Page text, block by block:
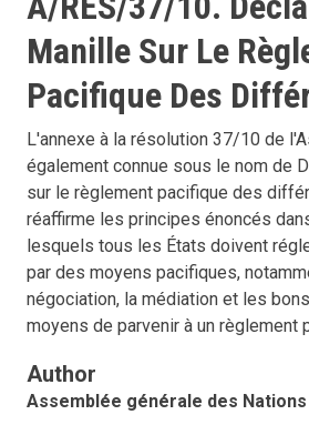
Manille Sur Le
Pacifique Des
L'annexe à la résolution 37/10 de
également connue sous le nom de
sur le règlement pacifique des
réaffirme les principes énoncés
lesquels tous les États doivent
par des moyens pacifiques,
négociation, la médiation et les
moyens de parvenir à un règlement
Author
Assemblée générale des Nations